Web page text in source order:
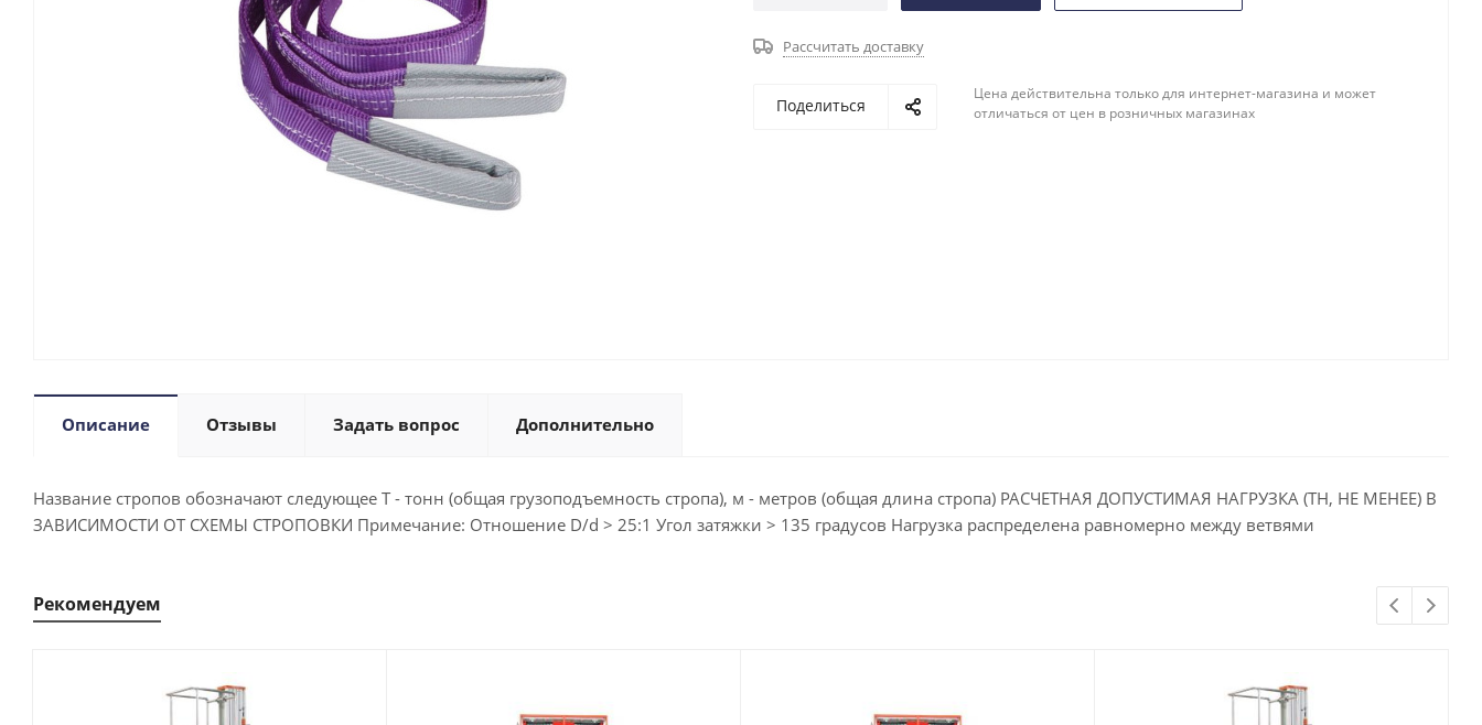
Рассчитать доставку
Поделиться
Цена действительна только для интернет-магазина и может
отличаться от цен в розничных магазинах
Описание Отзывы Задать вопрос Дополнительно
Название стропов обозначают следующее Т - тонн (общая грузоподъемность стропа), м - метров (общая длина стропа) РАСЧЕТНАЯ ДОПУСТИМАЯ НАГРУЗКА (ТН, НЕ МЕНЕЕ) В
ЗАВИСИМОСТИ ОТ СХЕМЫ СТРОПОВКИ Примечание: Отношение D/d > 25:1 Угол затяжки > 135 градусов Нагрузка распределена равномерно между ветвями
Рекомендуем